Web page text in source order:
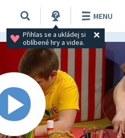
Přihlas se a ukládej si
oblíbené hry a videa.
MENU